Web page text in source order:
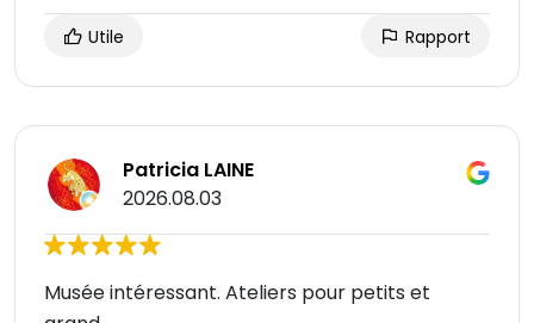
Utile Rapport
Patricia LAINE
2026.08.03
Musée intéressant. Ateliers pour petits et